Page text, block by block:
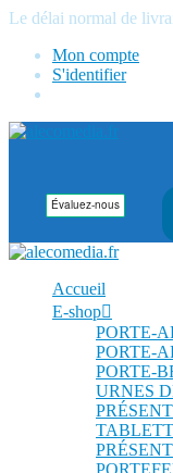
Le délai normal de
Mon compte
S'identifier
Accueil
E-shop
PORTE-
PORTE-
PORTE-
URNES